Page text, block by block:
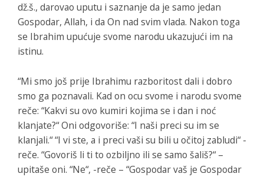
dž.š., darovao uputu i saznanje da je samo jedan
Gospodar, Allah, i da On nad svim vlada. Nakon toga
se Ibrahim upućuje svome narodu ukazujući im na
istinu.
“Mi smo još prije Ibrahimu razboritost dali i dobro
smo ga poznavali. Kad on ocu svome i narodu svome
reče: “Kakvi su ovo kumiri kojima se i dan i noć
klanjate?“ Oni odgovoriše: “I naši preci su im se
klanjali.“ “I vi ste, a i preci vaši su bili u očitoj zabludi“ -
reče. “Govoriš li ti to ozbiljno ili se samo šališ?“ –
upitaše oni. “Ne“, -reče – “Gospodar vaš je Gospodar